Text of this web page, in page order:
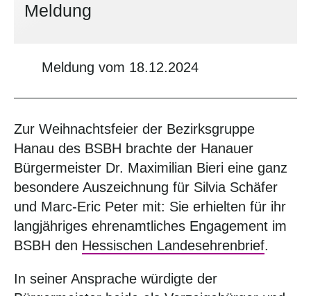
Meldung
Meldung vom 18.12.2024
Zur Weihnachtsfeier der Bezirksgruppe
Hanau des BSBH brachte der Hanauer
Bürgermeister Dr. Maximilian Bieri eine ganz
besondere Auszeichnung für Silvia Schäfer
und Marc-Eric Peter mit: Sie erhielten für ihr
langjähriges ehrenamtliches Engagement im
BSBH den Hessischen Landesehrenbrief.
In seiner Ansprache würdigte der